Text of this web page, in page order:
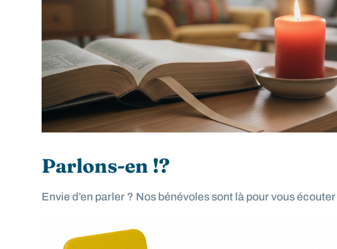
Parlons-en !?
Envie d’en parler ? Nos bénévoles sont là pour vous écouter